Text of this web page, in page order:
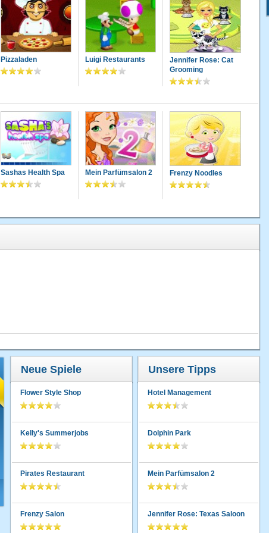
Pizzaladen Luigi Restaurants
Jennifer Rose: Cat
Grooming
Sashas Health Spa Mein Parfümsalon 2 Frenzy Noodles
Neue Spiele
Flower Style Shop
Kelly's Summerjobs
Pirates Restaurant
Frenzy Salon
Unsere Tipps
Hotel Management
Dolphin Park
Mein Parfümsalon 2
Jennifer Rose: Texas Saloon